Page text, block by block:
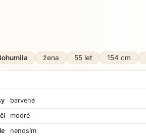
žena 55 let 154 cm
barvené
modré
nenosím